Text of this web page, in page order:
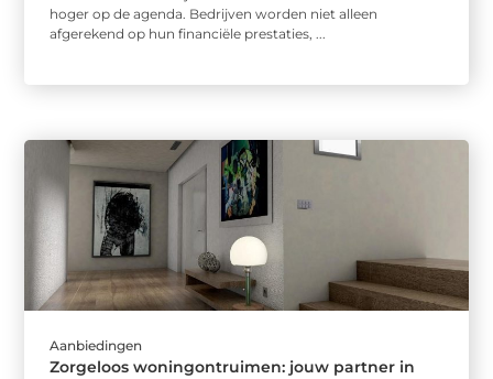
hoger op de agenda. Bedrijven worden niet alleen
afgerekend op hun financiële prestaties, ...
Aanbiedingen
Zorgeloos woningontruimen: jouw partner in